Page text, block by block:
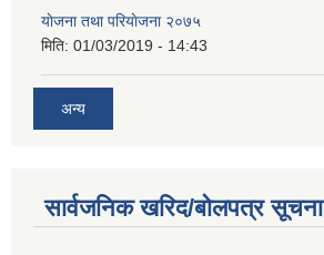
याेजना तथा परियाेजना २०७५
मिति: 01/03/2019 - 14:43
अन्य
सार्वजनिक खरिद/बोलपत्र सूचना